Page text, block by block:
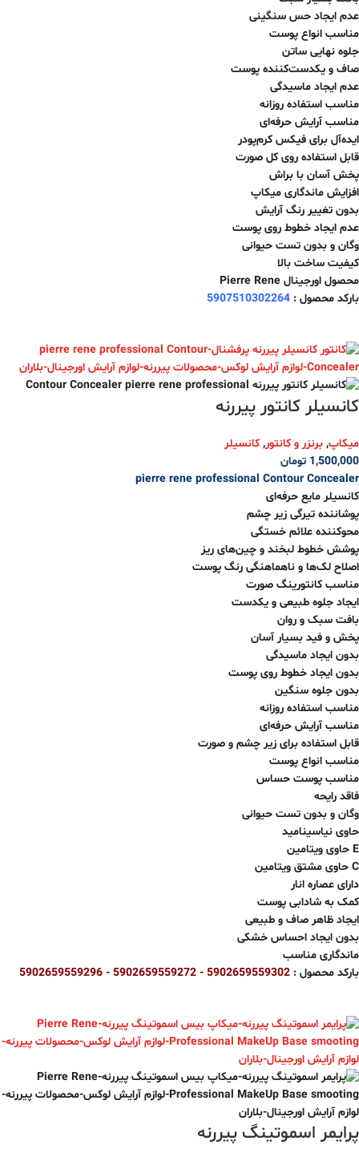
عدم ایجاد حس سنگینی
مناسب انواع پوست
جلوه نهایی ساتن
صاف و یکدست‌کننده پوست
عدم ایجاد ماسیدگی
مناسب استفاده روزانه
مناسب آرایش حرفه‌ای
ایده‌آل برای فیکس کرم‌پودر
قابل استفاده روی کل صورت
پخش آسان با براش
افزایش ماندگاری میکاپ
بدون تغییر رنگ آرایش
عدم ایجاد خطوط روی پوست
وگان و بدون تست حیوانی
کیفیت ساخت بالا
محصول اورجینال Pierre Rene
بارکد محصول : 5907510302264
کانسیلر کانتور پیررنه
میکاپ, برنزر و کانتور, کانسیلر
1,500,000 تومان
pierre rene professional Contour Concealer
کانسیلر مایع حرفه‌ای
پوشاننده تیرگی زیر چشم
محوکننده علائم خستگی
پوشش خطوط لبخند و چین‌های ریز
اصلاح لک‌ها و ناهماهنگی رنگ پوست
مناسب کانتورینگ صورت
ایجاد جلوه طبیعی و یکدست
بافت سبک و روان
پخش و فید بسیار آسان
بدون ایجاد ماسیدگی
بدون ایجاد خطوط روی پوست
بدون جلوه سنگین
مناسب استفاده روزانه
مناسب آرایش حرفه‌ای
قابل استفاده برای زیر چشم و صورت
مناسب انواع پوست
مناسب پوست حساس
فاقد رایحه
وگان و بدون تست حیوانی
حاوی نیاسینامید
حاوی ویتامین E
حاوی مشتق ویتامین C
دارای عصاره انار
کمک به شادابی پوست
ایجاد ظاهر صاف و طبیعی
بدون ایجاد احساس خشکی
ماندگاری مناسب
بارکد محصول : 5902659559302 - 5902659559272 -
5902659559296
پرایمر اسموتینگ پیررنه